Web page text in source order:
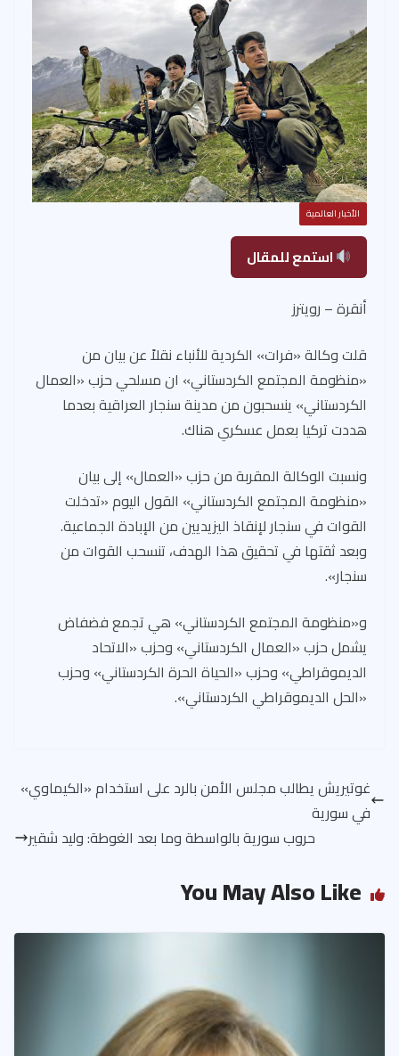
الأخبار العالمية
استمع للمقال
أنقرة – رويترز
قلت وكالة «فرات» الكردية للأنباء نقلاً عن بيان من
«منظومة المجتمع الكردستاني» ان مسلحي حزب «العمال
الكردستاني» ينسحبون من مدينة سنجار العراقية بعدما
هددت تركيا بعمل عسكري هناك.
ونسبت الوكالة المقربة من حزب «العمال» إلى بيان
«منظومة المجتمع الكردستاني» القول اليوم «تدخلت
القوات في سنجار لإنقاذ اليزيديين من الإبادة الجماعية.
وبعد ثقتها في تحقيق هذا الهدف، تنسحب القوات من
سنجار».
و«منظومة المجتمع الكردستاني» هي تجمع فضفاض
يشمل حزب «العمال الكردستاني» وحزب «الاتحاد
الديموقراطي» وحزب «الحياة الحرة الكردستاني» وحزب
«الحل الديموقراطي الكردستاني».
غوتيريش يطالب مجلس الأمن بالرد على استخدام «الكيماوي»
في سورية
حروب سورية بالواسطة وما بعد الغوطة: وليد شقير
You May Also Like